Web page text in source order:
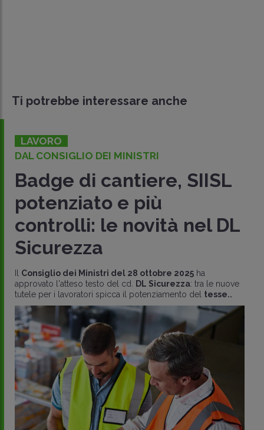
Ti potrebbe interessare anche
LAVORO
DAL CONSIGLIO DEI MINISTRI
Badge di cantiere, SIISL
potenziato e più
controlli: le novità nel DL
Sicurezza
Consiglio dei Ministri del 28 ottobre 2025 ha
approvato l'atteso testo del cd.
DL Sicurezza: tra le nuove
tutele per i lavoratori spicca il potenziamento del tesse..